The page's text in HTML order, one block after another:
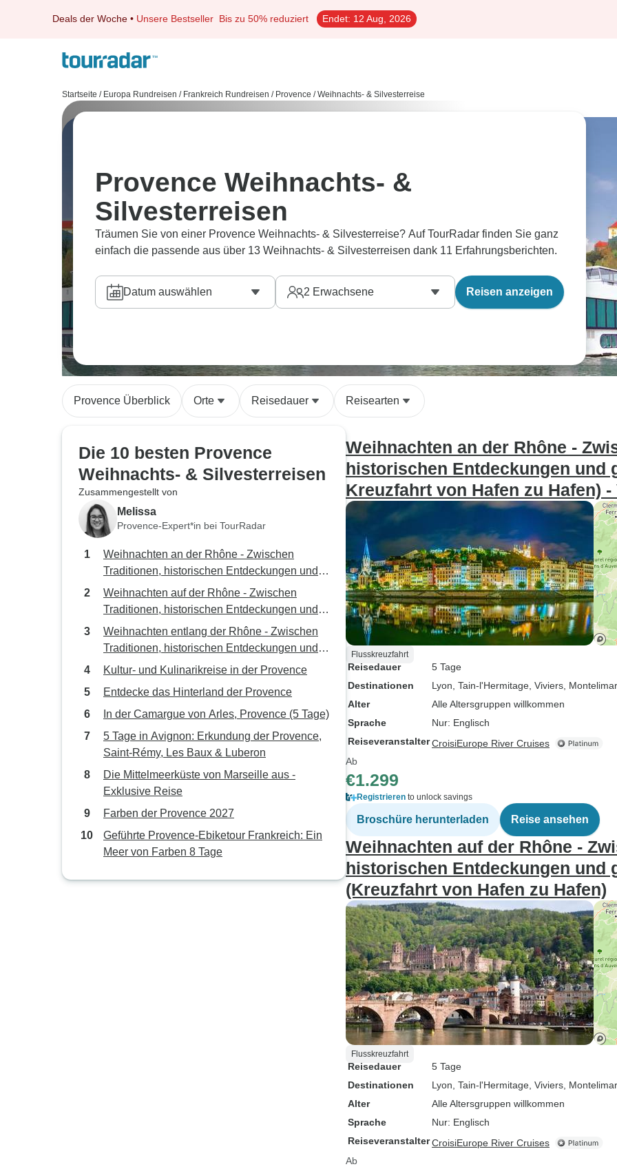
Deals der Woche • Unsere Bestseller Bis zu 50% reduziert Endet: 12 Aug, 2026
Startseite / Europa Rundreisen / Frankreich Rundreisen / Provence / Weihnachts- & Silvesterreise
Provence Weihnachts- &
Silvesterreisen
Träumen Sie von einer Provence Weihnachts- & Silvesterreise? Auf TourRadar finden Sie ganz
einfach die passende aus über 13 Weihnachts- & Silvesterreisen dank 11 Erfahrungsberichten.
Datum auswählen 2 Erwachsene Reisen anzeigen
Provence Überblick Orte Reisedauer Reisearten
Die 10 besten Provence
Weihnachts- & Silvesterreisen
Zusammengestellt von
Melissa
Provence-Expert*in bei TourRadar
Weihnachten an der Rhône - Zwischen
Traditionen, historischen Entdeckungen und
genussvollen Momenten Kreuzfahrt von Hafen
zu Hafen) - VAN GOGH II
Weihnachten auf der Rhône - Zwischen
Traditionen, historischen Entdeckungen und
genussvollen Momenten (Kreuzfahrt von
Hafen zu Hafen)
Weihnachten entlang der Rhône - Zwischen
Traditionen, historischen Entdeckungen und
genussvollen Momenten Kreuzfahrt von Hafen
Kultur- und Kulinarikreise in der Provence
Entdecke das Hinterland der Provence
In der Camargue von Arles, Provence (5 Tage)
5 Tage in Avignon: Erkundung der Provence,
Saint-Rémy, Les Baux & Luberon
Die Mittelmeerküste von Marseille aus -
Exklusive Reise
Farben der Provence 2027
Geführte Provence-Ebiketour Frankreich: Ein
Meer von Farben 8 Tage
Weihnachten an der Rhône -
historischen Entdeckungen und
Kreuzfahrt von Hafen zu Hafen) -
Flusskreuzfahrt
Reisedauer
5 Tage
Destinationen
Lyon , Tain-l'Hermitage , Viviers , Montelimar
Alter
Alle Altersgruppen willkommen
Sprache
Nur: Englisch
ReiseveranstalterCroisiEurope River Cruises
Ab
€1.299
Registrieren to unlock savings
Broschüre herunterladen Reise ansehen
Weihnachten auf der Rhône -
historischen Entdeckungen und
(Kreuzfahrt von Hafen zu Hafen)
Flusskreuzfahrt
Reisedauer
5 Tage
Destinationen
Lyon , Tain-l'Hermitage , Viviers , Montelimar
Alter
Alle Altersgruppen willkommen
Sprache
Nur: Englisch
ReiseveranstalterCroisiEurope River Cruises
Ab